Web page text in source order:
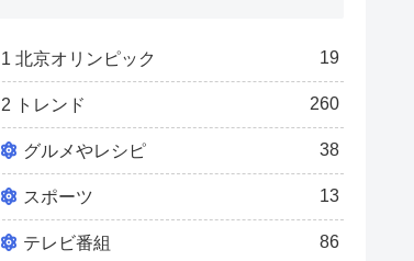
1 北京オリンピック 19
2 トレンド 260
グルメやレシピ 38
スポーツ 13
テレビ番組 86